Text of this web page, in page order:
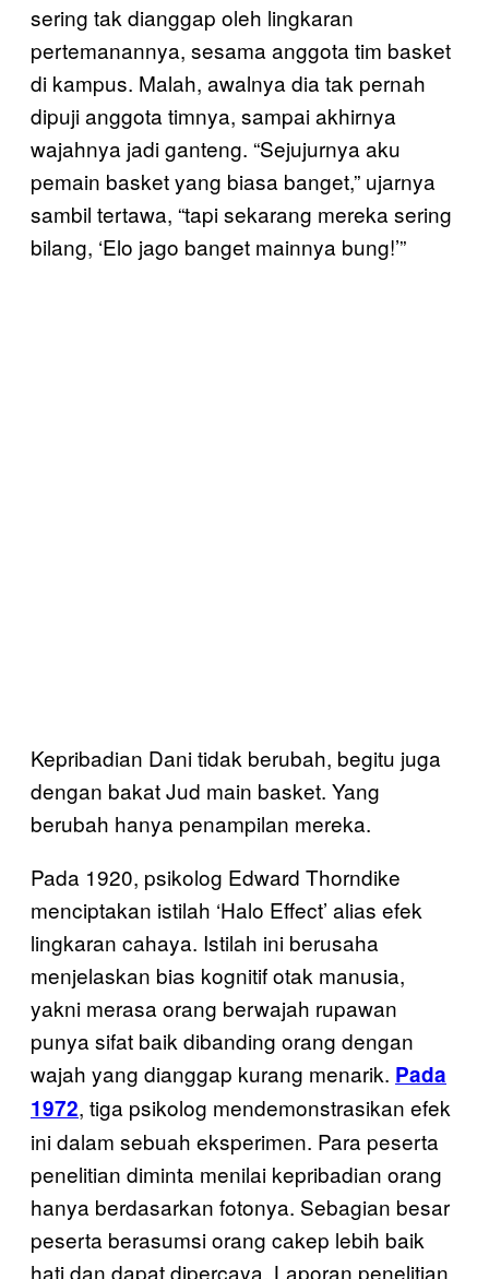
sering tak dianggap oleh lingkaran
pertemanannya, sesama anggota tim basket
di kampus. Malah, awalnya dia tak pernah
dipuji anggota timnya, sampai akhirnya
wajahnya jadi ganteng. “Sejujurnya aku
pemain basket yang biasa banget,” ujarnya
sambil tertawa, “tapi sekarang mereka sering
bilang, ‘Elo jago banget mainnya bung!’”
Kepribadian Dani tidak berubah, begitu juga
dengan bakat Jud main basket. Yang
berubah hanya penampilan mereka.
Pada 1920, psikolog Edward Thorndike
menciptakan istilah ‘Halo Effect’ alias efek
lingkaran cahaya. Istilah ini berusaha
menjelaskan bias kognitif otak manusia,
yakni merasa orang berwajah rupawan
punya sifat baik dibanding orang dengan
wajah yang dianggap kurang menarik. Pada
1972, tiga psikolog mendemonstrasikan efek
ini dalam sebuah eksperimen. Para peserta
penelitian diminta menilai kepribadian orang
hanya berdasarkan fotonya. Sebagian besar
peserta berasumsi orang cakep lebih baik
hati dan dapat dipercaya. Laporan penelitian